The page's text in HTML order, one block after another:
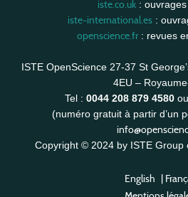
iste.co.uk :
iste-international.es:
openscience.fr: revues
ISTE OpenScience 27-37 St
4EU –
Tel : 0044 208 879 4580 ou
(numéro gratuit à partir d’un
Copyright © 2024 by ISTE Group
English |